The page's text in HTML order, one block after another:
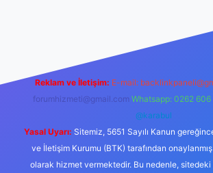
Reklam ve İletişim: E-mail:
forumhizmeti@gmail.com Whatsapp: 0262 606
@karabul
Yasal Uyarı: Sitemiz, 5651 Sayılı Kanun
ve İletişim Kurumu (BTK) tarafından onaylanmış
olarak hizmet vermektedir. Bu nedenle,